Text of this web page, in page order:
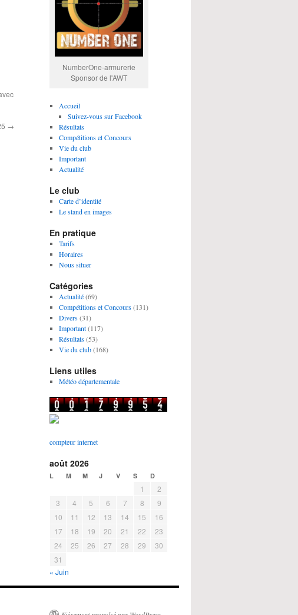
→
NumberOne-armurerie
Sponsor de l'AWT
Accueil
Suivez-vous sur Facebook
Résultats
Compétitions et Concours
Vie du club
Important
Actualité
Le club
Carte d’identité
Le stand en images
En pratique
Tarifs
Horaires
Nous situer
Catégories
Actualité(69)
Compétitions et Concours(131)
Divers(31)
Important(117)
Résultats(53)
Vie du club(168)
Liens utiles
Météo départementale
compteur internet
août 2026
L M M J V S D
1
2
3
4 5 6 7 8
9
10
11 12 13 14 15
16
17
18 19 20 21 22
23
24
25 26 27 28 29
30
31
« Juin